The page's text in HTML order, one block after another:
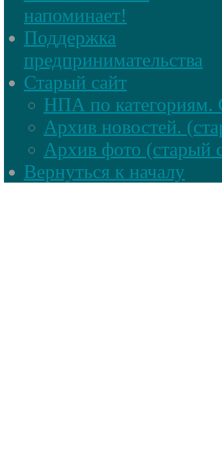
напоминает!
Поддержка
предпринимательства
Старый сайт
НПА по категориям.
Архив новостей.
Архив фото (старый
Вернуться к началу